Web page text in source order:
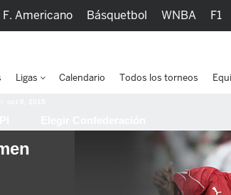
F. Americano Básquetbol WNBA F1
Ligas Calendario Todos los torneos